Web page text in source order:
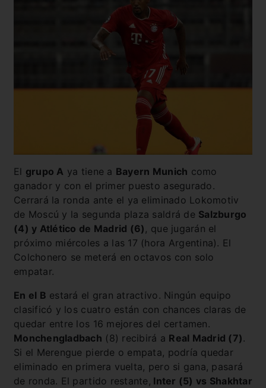
El grupo A ya tiene a Bayern Munich como
ganador y con el primer puesto asegurado.
Cerrará la ronda ante el ya eliminado Lokomotiv
de Moscú y la segunda plaza saldrá de Salzburgo
(4) y Atlético de Madrid (6) , que jugarán el
próximo miércoles a las 17 (hora Argentina). El
Colchonero se meterá en octavos con solo
empatar.
En el B estará el gran atractivo. Ningún equipo
clasificó y los cuatro están con chances claras de
quedar entre los 16 mejores del certamen.
Monchengladbach (8) recibirá a Real Madrid (7) .
Si el Merengue pierde o empata, podría quedar
eliminado en primera vuelta, pero si gana, pasará
de ronda. El partido restante, Inter (5) vs Shakhtar